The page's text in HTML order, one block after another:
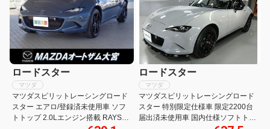
ロードスター
マツダ
マツダスピリットレーシングロード
スター エアロ/登録済未使用車 ソフ
トトップ 2.0Lエンジン搭載 RAYS社
ロードスター
マツダ
マツダスピリットレーシングロード
スター 特別限定仕様車 限定2200台
届出済未使用車 国内仕様ソフトトッ